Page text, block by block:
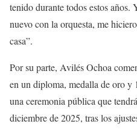
tenido durante todos estos años.
nuevo con la orquesta, me
casa”.
Por su parte, Avilés Ochoa
en un diploma, medalla de oro y
una ceremonia pública que
diciembre de 2025, tras los